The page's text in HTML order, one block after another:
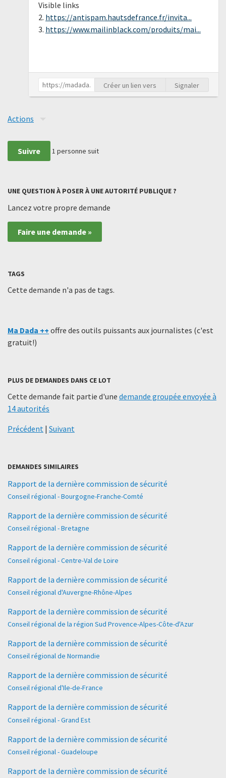
Visible links
2. https://antispam.hautsdefrance.fr/invita...
3. https://www.mailinblack.com/produits/mai...
Créer un lien vers Signaler
Actions
Suivre 1 personne suit
UNE QUESTION À POSER À UNE AUTORITÉ PUBLIQUE ?
Lancez votre propre demande
Faire une demande »
TAGS
Cette demande n'a pas de tags.
Ma Dada ++ offre des outils puissants aux journalistes (c'est
gratuit!)
PLUS DE DEMANDES DANS CE LOT
Cette demande fait partie d'une demande groupée envoyée à
14 autorités
Précédent | Suivant
DEMANDES SIMILAIRES
Rapport de la dernière commission de sécurité
Conseil régional - Bourgogne-Franche-Comté
Rapport de la dernière commission de sécurité
Conseil régional - Bretagne
Rapport de la dernière commission de sécurité
Conseil régional - Centre-Val de Loire
Rapport de la dernière commission de sécurité
Conseil régional d'Auvergne-Rhône-Alpes
Rapport de la dernière commission de sécurité
Conseil régional de la région Sud Provence-Alpes-Côte-d'Azur
Rapport de la dernière commission de sécurité
Conseil régional de Normandie
Rapport de la dernière commission de sécurité
Conseil régional d'Ile-de-France
Rapport de la dernière commission de sécurité
Conseil régional - Grand Est
Rapport de la dernière commission de sécurité
Conseil régional - Guadeloupe
Rapport de la dernière commission de sécurité